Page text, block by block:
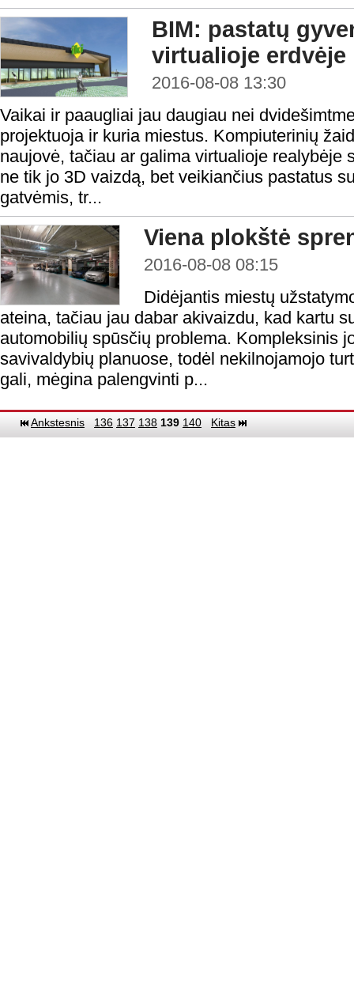
BIM: pastatų
virtualioje erdvėje
2016-08-08 13:30
Vaikai ir paaugliai jau daugiau nei
projektuoja ir kuria miestus. Kompiuterinių
naujovė, tačiau ar galima virtualioje realybėje
ne tik jo 3D vaizdą, bet veikiančius pastatus
gatvėmis, tr...
Viena plokštė
2016-08-08 08:15
Didėjantis miestų
ateina, tačiau jau dabar akivaizdu, kad kartu
automobilių spūsčių problema. Kompleksinis
savivaldybių planuose, todėl nekilnojamojo
gali, mėgina palengvinti p...
Ankstesnis 136 137 138 139 140 Kitas